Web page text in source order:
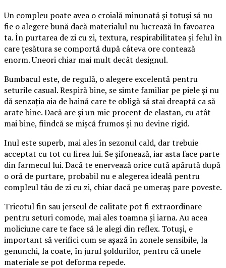
Un compleu poate avea o croială minunată și totuși să nu
fie o alegere bună dacă materialul nu lucrează în favoarea
ta. În purtarea de zi cu zi, textura, respirabilitatea și felul în
care țesătura se comportă după câteva ore contează
enorm. Uneori chiar mai mult decât designul.
Bumbacul este, de regulă, o alegere excelentă pentru
seturile casual. Respiră bine, se simte familiar pe piele și nu
dă senzația aia de haină care te obligă să stai dreaptă ca să
arate bine. Dacă are și un mic procent de elastan, cu atât
mai bine, fiindcă se mișcă frumos și nu devine rigid.
Inul este superb, mai ales în sezonul cald, dar trebuie
acceptat cu tot cu firea lui. Se șifonează, iar asta face parte
din farmecul lui. Dacă te enervează orice cută apărută după
o oră de purtare, probabil nu e alegerea ideală pentru
compleul tău de zi cu zi, chiar dacă pe umeraș pare poveste.
Tricotul fin sau jerseul de calitate pot fi extraordinare
pentru seturi comode, mai ales toamna și iarna. Au acea
moliciune care te face să le alegi din reflex. Totuși, e
important să verifici cum se așază în zonele sensibile, la
genunchi, la coate, în jurul șoldurilor, pentru că unele
materiale se pot deforma repede.